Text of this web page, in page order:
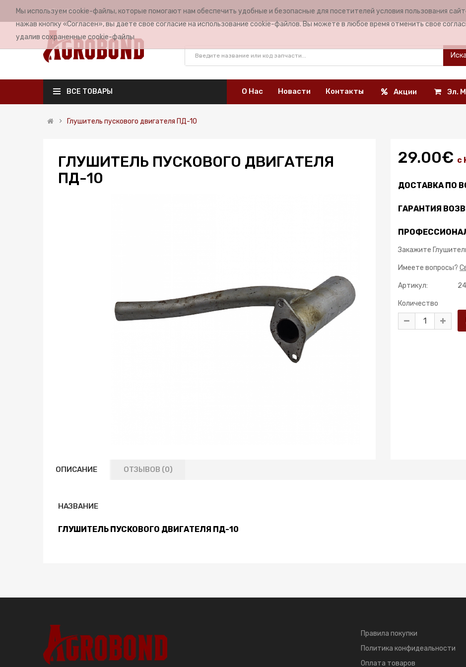
МОЙ КАБИНЕТ ЯЗЫК
ВСЕ ТОВАРЫ О Нас Новасти Контакты Акции Эл.
Глушитель пускового двигателя ПД-10
ГЛУШИТЕЛЬ ПУСКОВОГО ДВИГАТЕЛЯ
ПД-10
29.00€ с
ДОСТАВКА ПО
ГАРАНТИЯ
Закажите
Имеете вопросы?
Артикул:
Количество
ОПИСАНИЕ ОТЗЫВОВ (0)
НАЗВАНИЕ
ГЛУШИТЕЛЬ ПУСКОВОГО ДВИГАТЕЛЯ ПД-10
Правила покупки
Политика конфидеальности
Оплата товаров
Мы используем cookie-файлы, которые помогают нам обеспечить удобные и безопасные для посетителей условия пользования
нажав кнопку «Согласен», вы даете свое согласие на использование cookie-файлов. Вы можете в любое время отменить свое
удалив сохраненные cookie-файлы